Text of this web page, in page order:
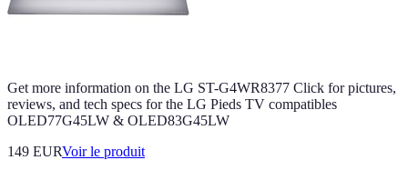
Get more information on the LG ST-G4WR8377 Click for pictures,
reviews, and tech specs for the LG Pieds TV compatibles
OLED77G45LW & OLED83G45LW
149 EURVoir le produit